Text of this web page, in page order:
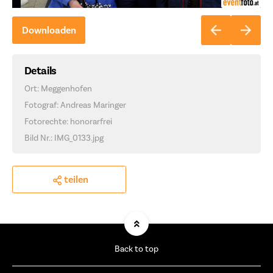
Downloaden
Details
Ort: Meggenhofen
Fotograf: Andreas Maringer
Fotorechte: honorarfrei
Bild Nr.: IMG_0133.jpg
teilen
Back to top